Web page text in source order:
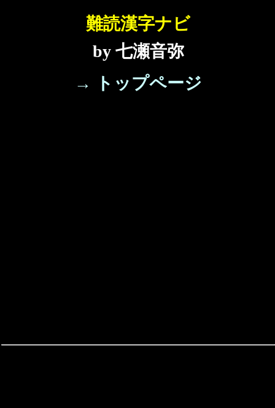
難読漢字ナビ
by 七瀬音弥
→ トップページ